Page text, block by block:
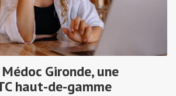
Gironde, une
haut-de-gamme